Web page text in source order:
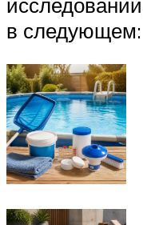
в следующем: